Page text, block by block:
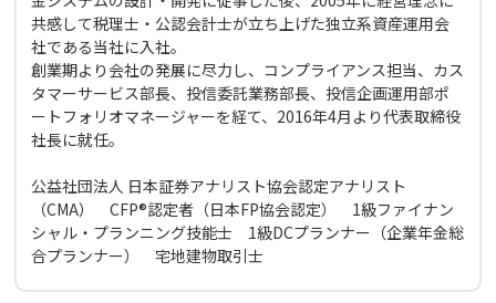
共感して税理士・公認会計士が立ち上げた独立系資産運用会
社である当社に入社。
創業期より会社の発展に尽力し、コンプライアンス担当、カス
タマーサービス部長、投信委託業務部長、投信企画運用部ポ
ートフォリオマネージャーを経て、2016年4月より代表取締役
社長に就任。
公益社団法人 日本証券アナリスト協会認定アナリスト
（CMA） CFP®認定者（日本FP協会認定） 1級ファイナン
シャル・プランニング技能士 1級DCプランナー（企業年金総
合プランナー） 宅地建物取引士